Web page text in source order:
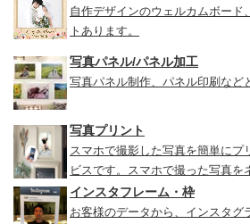
自作デザインのウェルカムボード
トあります。
写真パネル/パネル加工
写真パネル制作、パネル印刷など
写真プリント
スマホで撮影した写真を簡単にプ
ビスです。スマホで撮った写真を
インスタフレーム・枠
お客様のデータから、インスタグ